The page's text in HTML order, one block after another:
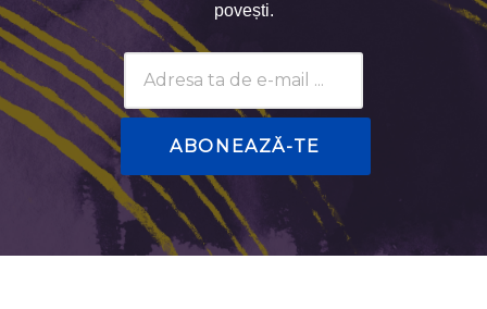
povești.
Subscribtion
Email